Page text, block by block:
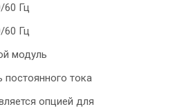
Гц
Гц
модуль
постоянного тока
опцией для